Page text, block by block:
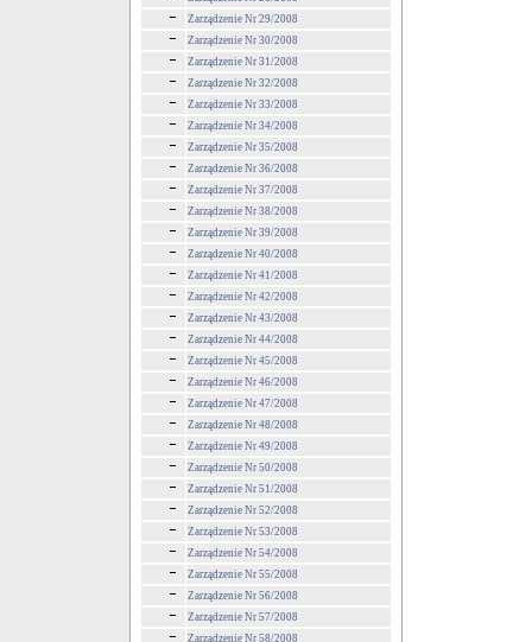
Zarządzenie Nr 29/2008
Zarządzenie Nr 30/2008
Zarządzenie Nr 31/2008
Zarządzenie Nr 32/2008
Zarządzenie Nr 33/2008
Zarządzenie Nr 34/2008
Zarządzenie Nr 35/2008
Zarządzenie Nr 36/2008
Zarządzenie Nr 37/2008
Zarządzenie Nr 38/2008
Zarządzenie Nr 39/2008
Zarządzenie Nr 40/2008
Zarządzenie Nr 41/2008
Zarządzenie Nr 42/2008
Zarządzenie Nr 43/2008
Zarządzenie Nr 44/2008
Zarządzenie Nr 45/2008
Zarządzenie Nr 46/2008
Zarządzenie Nr 47/2008
Zarządzenie Nr 48/2008
Zarządzenie Nr 49/2008
Zarządzenie Nr 50/2008
Zarządzenie Nr 51/2008
Zarządzenie Nr 52/2008
Zarządzenie Nr 53/2008
Zarządzenie Nr 54/2008
Zarządzenie Nr 55/2008
Zarządzenie Nr 56/2008
Zarządzenie Nr 57/2008
Zarządzenie Nr 58/2008